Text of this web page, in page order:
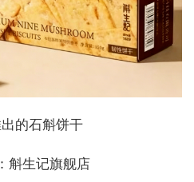
的石斛饼干
斛生记旗舰店